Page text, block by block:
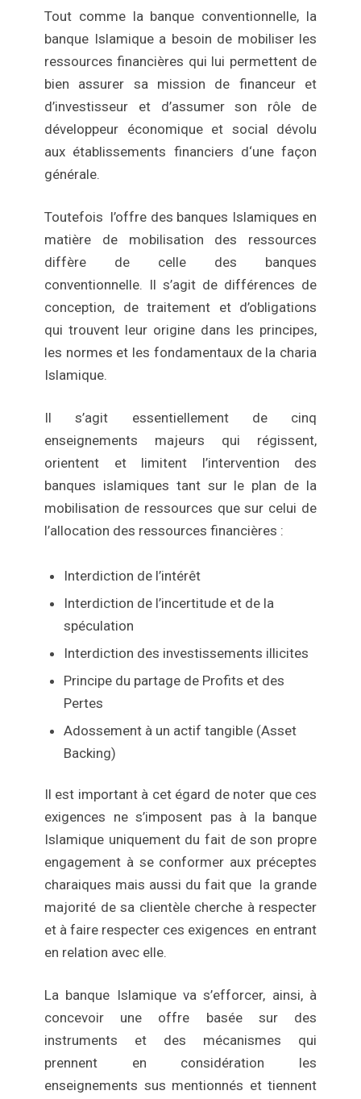
Tout comme la banque conventionnelle, la
banque Islamique a besoin de mobiliser les
ressources financières qui lui permettent de
bien assurer sa mission de financeur et
d’investisseur et d’assumer son rôle de
développeur économique et social dévolu
aux établissements financiers d‘une façon
générale.
Toutefois l’offre des banques Islamiques en
matière de mobilisation des ressources
diffère de celle des banques
conventionnelle. Il s’agit de différences de
conception, de traitement et d’obligations
qui trouvent leur origine dans les principes,
les normes et les fondamentaux de la charia
Islamique.
Il s’agit essentiellement de cinq
enseignements majeurs qui régissent,
orientent et limitent l’intervention des
banques islamiques tant sur le plan de la
mobilisation de ressources que sur celui de
l’allocation des ressources financières :
Interdiction de l’intérêt
Interdiction de l’incertitude et de la
spéculation
Interdiction des investissements illicites
Principe du partage de Profits et des
Pertes
Adossement à un actif tangible (Asset
Backing)
Il est important à cet égard de noter que ces
exigences ne s’imposent pas à la banque
Islamique uniquement du fait de son propre
engagement à se conformer aux préceptes
charaiques mais aussi du fait que la grande
majorité de sa clientèle cherche à respecter
et à faire respecter ces exigences en entrant
en relation avec elle.
La banque Islamique va s’efforcer, ainsi, à
concevoir une offre basée sur des
instruments et des mécanismes qui
prennent en considération les
enseignements sus mentionnés et tiennent